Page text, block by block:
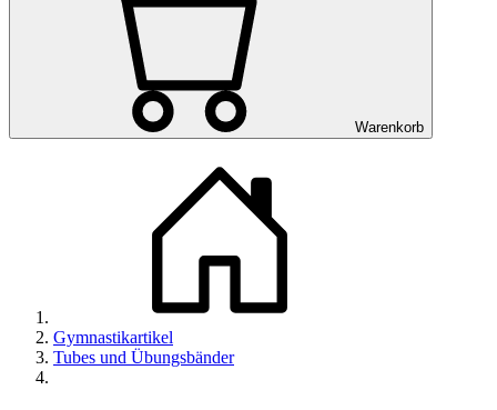
Warenkorb
Gymnastikartikel
Tubes und Übungsbänder